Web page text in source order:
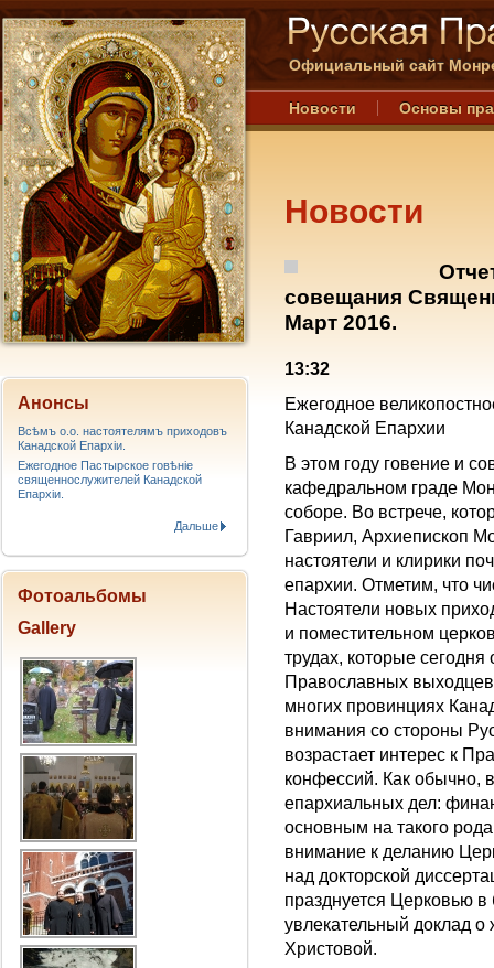
Официальный сайт
Новости Основы
Новости
совещания
Март 2016.
13:32
Ежегодное
Канадской Епархии
В этом году говение и
кафедральном граде
соборе. Во встрече,
Гавриил, Архиепископ
настоятели и клирики
епархии. Отметим, что
Настоятели новых
и поместительном
трудах, которые сегодня
Православных
многих провинциях
внимания со стороны
возрастает интерес к
конфессий. Как обычно,
епархиальных дел:
основным на такого
внимание к деланию
над докторской
празднуется Церковью
увлекательный доклад о
Христовой.
Анонсы
Всѣмъ о.о. настоятелямъ приходовъ
Канадской Епархiи.
Ежегодное Пастырское говѣніе
священнослужителей Канадской
Епархіи.
Дальше
Фотоальбомы
Gallery